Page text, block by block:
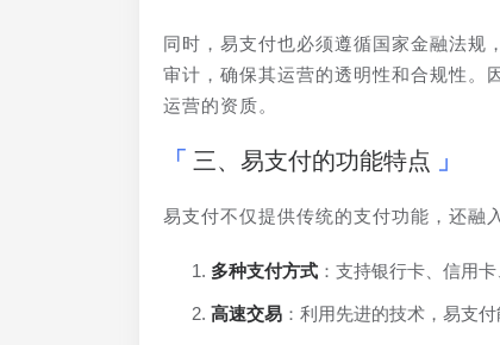
同时，易支付也必须遵循国家金融法规
审计，确保其运营的透明性和合规性。
运营的资质。
三、易支付的功能特点
易支付不仅提供传统的支付功能，还融
多种支付方式 ：支持银行卡、信用
高速交易 ：利用先进的技术，易支